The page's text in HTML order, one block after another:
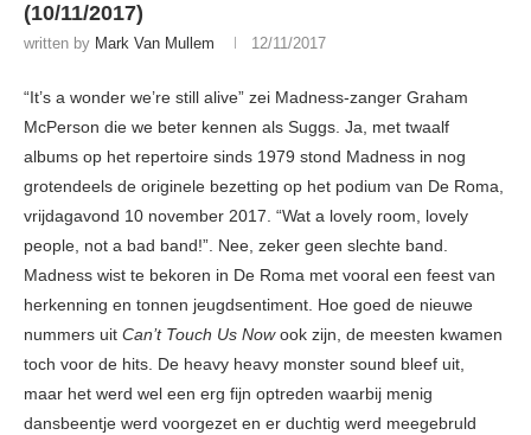
(10/11/2017)
written by Mark Van Mullem 12/11/2017
“It’s a wonder we’re still alive” zei Madness-zanger Graham
McPerson die we beter kennen als Suggs. Ja, met twaalf
albums op het repertoire sinds 1979 stond Madness in nog
grotendeels de originele bezetting op het podium van De Roma,
vrijdagavond 10 november 2017. “Wat a lovely room, lovely
people, not a bad band!”. Nee, zeker geen slechte band.
Madness wist te bekoren in De Roma met vooral een feest van
herkenning en tonnen jeugdsentiment. Hoe goed de nieuwe
nummers uit Can’t Touch Us Nowook zijn, de meesten kwamen
toch voor de hits. De heavy heavy monster sound bleef uit,
maar het werd wel een erg fijn optreden waarbij menig
dansbeentje werd voorgezet en er duchtig werd meegebruld